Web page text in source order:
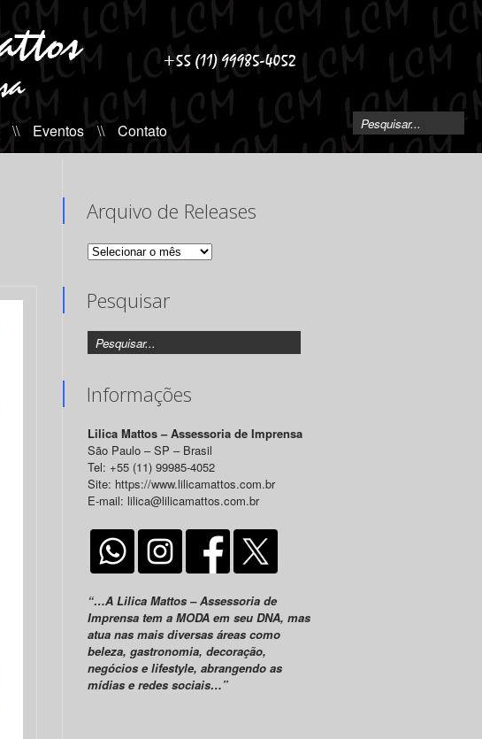
\\ Eventos \\ Contato
Arquivo de Releases
Arquivo
Pesquisar
Informações
Lilica Mattos – Assessoria de Imprensa
São Paulo – SP – Brasil
Tel: +55 (11) 99985-4052
Site: https://www.lilicamattos.com.br
E-mail: lilica@lilicamattos.com.br
“…A Lilica Mattos – Assessoria de
Imprensa tem a MODA em seu DNA, mas
atua nas mais diversas áreas como
beleza, gastronomia, decoração,
negócios e lifestyle, abrangendo as
mídias e redes sociais…”